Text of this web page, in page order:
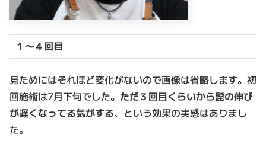
１～４回目
見ためにはそれほど変化がないので画像は省略します。初
回施術は7月下旬でした。 ただ３回目くらいから髭の伸び
が遅くなってる気がする、という効果の実感はありまし
た。